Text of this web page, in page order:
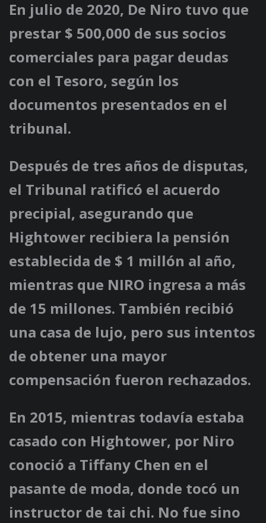
En julio de 2020, De Niro tuvo que
prestar $ 500,000 de sus socios
comerciales para pagar deudas
con el Tesoro, según los
documentos presentados en el
tribunal.
Después de tres años de disputas,
el Tribunal ratificó el acuerdo
precipial, asegurando que
Hightower recibiera la pensión
establecida de $ 1 millón al año,
mientras que NIRO ingresa a más
de 15 millones. También recibió
una casa de lujo, pero sus intentos
de obtener una mayor
compensación fueron rechazados.
En 2015, mientras todavía estaba
casado con Hightower, por Niro
conoció a Tiffany Chen en el
pasante de moda, donde tocó un
instructor de tai chi. No fue sino